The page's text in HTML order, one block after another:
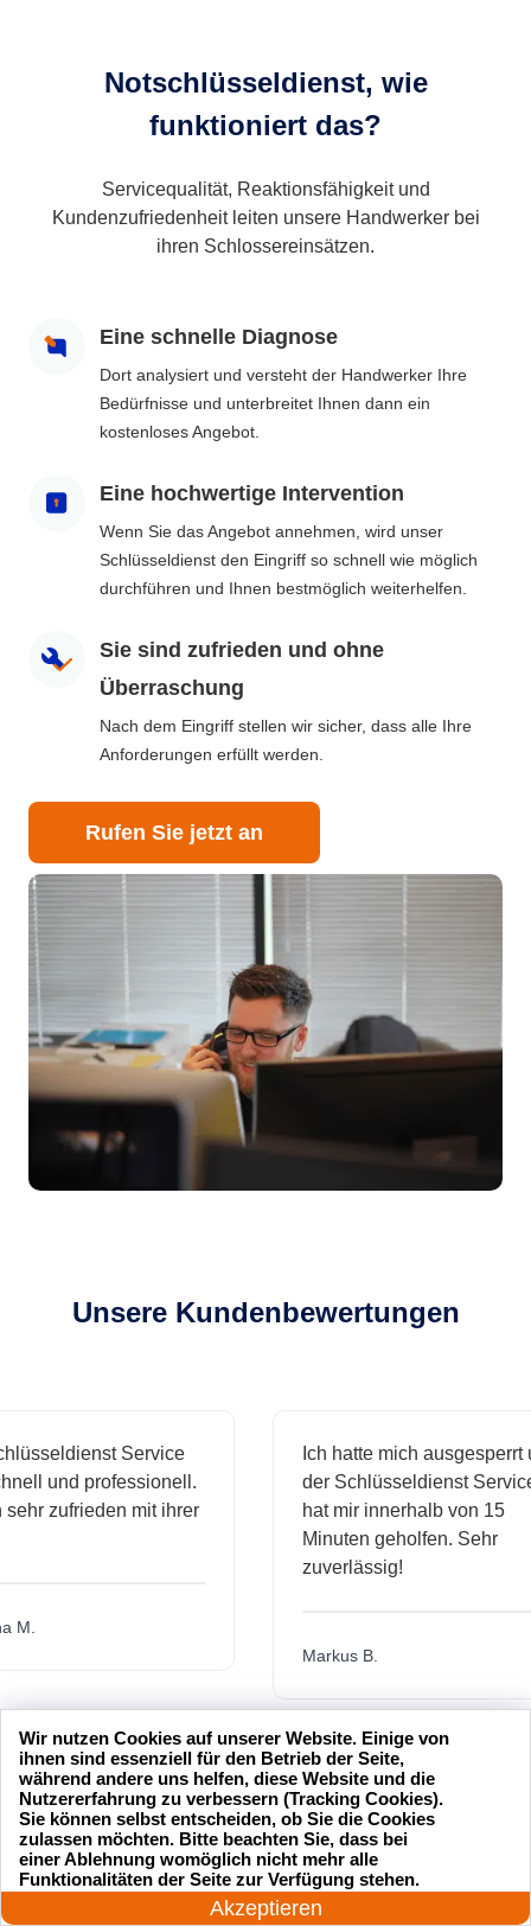
Notschlüsseldienst, wie
funktioniert das?
Servicequalität, Reaktionsfähigkeit und
Kundenzufriedenheit leiten unsere Handwerker bei
ihren Schlossereinsätzen.
Eine schnelle Diagnose
Dort analysiert und versteht der Handwerker Ihre
Bedürfnisse und unterbreitet Ihnen dann ein
kostenloses Angebot.
Eine hochwertige Intervention
Wenn Sie das Angebot annehmen, wird unser
Schlüsseldienst den Eingriff so schnell wie möglich
durchführen und Ihnen bestmöglich weiterhelfen.
Sie sind zufrieden und ohne
Überraschung
Nach dem Eingriff stellen wir sicher, dass alle Ihre
Anforderungen erfüllt werden.
Rufen Sie jetzt an
Unsere Kundenbewertungen
Service
und professionell.
zufrieden mit ihrer
Ich hatte mich ausgesperrt und
der Schlüsseldienst Service
hat mir innerhalb von 15
Minuten geholfen. Sehr
zuverlässig!
Markus B.
hat
Sehr guter Service! Der
Schlüsseldienst war freundlich
und hat mir schnell geholfen,
als ich meine Schlüssel
verloren hatte.
24 Stunden am Tag
Akzeptieren
Wir nutzen Cookies auf unserer Website. Einige von
ihnen sind essenziell für den Betrieb der Seite,
während andere uns helfen, diese Website und die
Nutzererfahrung zu verbessern (Tracking Cookies).
Sie können selbst entscheiden, ob Sie die Cookies
zulassen möchten. Bitte beachten Sie, dass bei
einer Ablehnung womöglich nicht mehr alle
Funktionalitäten der Seite zur Verfügung stehen.